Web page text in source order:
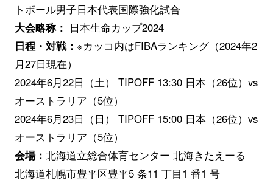
トボール男子日本代表国際強化試合
大会略称： 日本生命カップ2024
日程・対戦： ※カッコ内はFIBAランキング（2024年2
月27日現在）
2024年6月22日（土） TIPOFF 13:30 日本（26位）vs
オーストラリア（5位）
2024年6月23日（日） TIPOFF 15:00 日本（26位）vs
オーストラリア（5位）
会場： 北海道立総合体育センター 北海きたえーる
北海道札幌市豊平区豊平5 条11 丁目1 番1 号